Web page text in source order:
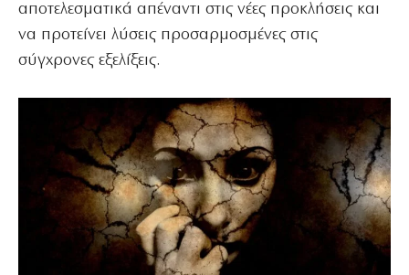
αποτελεσματικά απέναντι στις νέες προκλήσεις και
να προτείνει λύσεις προσαρμοσμένες στις
σύγχρονες εξελίξεις.